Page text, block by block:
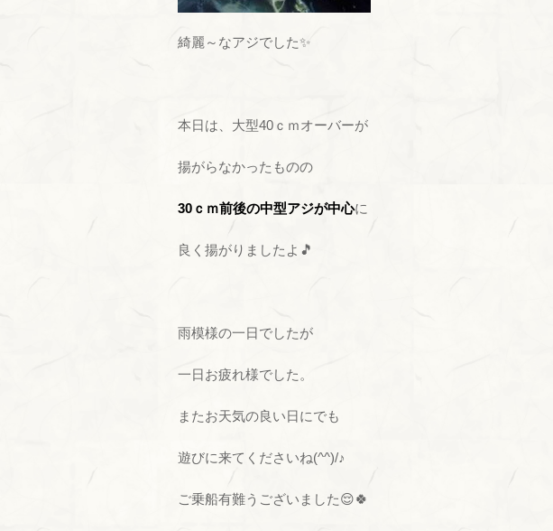
綺麗～なアジでした✨
本日は、大型40ｃｍオーバーが
揚がらなかったものの
30ｃｍ前後の中型アジが中心に
良く揚がりましたよ🎵
雨模様の一日でしたが
一日お疲れ様でした。
またお天気の良い日にでも
遊びに来てくださいね(^^)/♪
ご乗船有難うございました😌🍀